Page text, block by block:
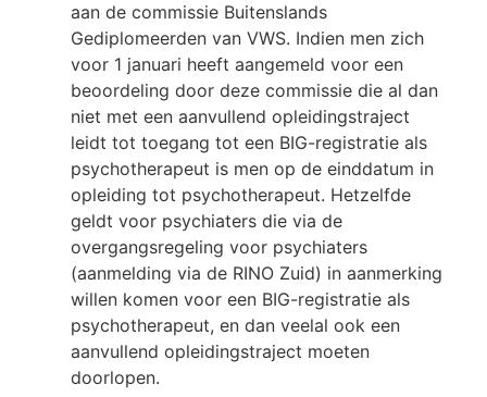
aan de commissie Buitenslands
Gediplomeerden van VWS. Indien men zich
voor 1 januari heeft aangemeld voor een
beoordeling door deze commissie die al dan
niet met een aanvullend opleidingstraject
leidt tot toegang tot een BIG-registratie als
psychotherapeut is men op de einddatum in
opleiding tot psychotherapeut. Hetzelfde
geldt voor psychiaters die via de
overgangsregeling voor psychiaters
(aanmelding via de RINO Zuid) in aanmerking
willen komen voor een BIG-registratie als
psychotherapeut, en dan veelal ook een
aanvullend opleidingstraject moeten
doorlopen.